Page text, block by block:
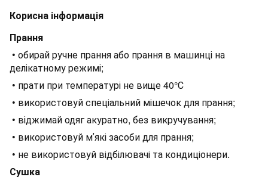
Корисна інформація
Прання
• обирай ручне прання або прання в машинці на
делікатному режимі;
• прати при температурі не вище 40°С
• використовуй спеціальний мішечок для прання;
• віджимай одяг акуратно, без викручування;
• використовуй мʼякі засоби для прання;
• не використовуй відбілювачі та кондиціонери.
Сушка